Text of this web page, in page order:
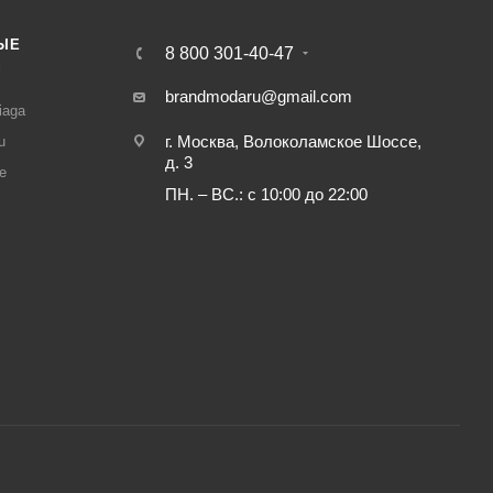
8 800 301-40-47
brandmodaru@gmail.com
г. Москва, Волоколамское Шоссе,
д. 3
ПН. – ВС.: с 10:00 до 22:00